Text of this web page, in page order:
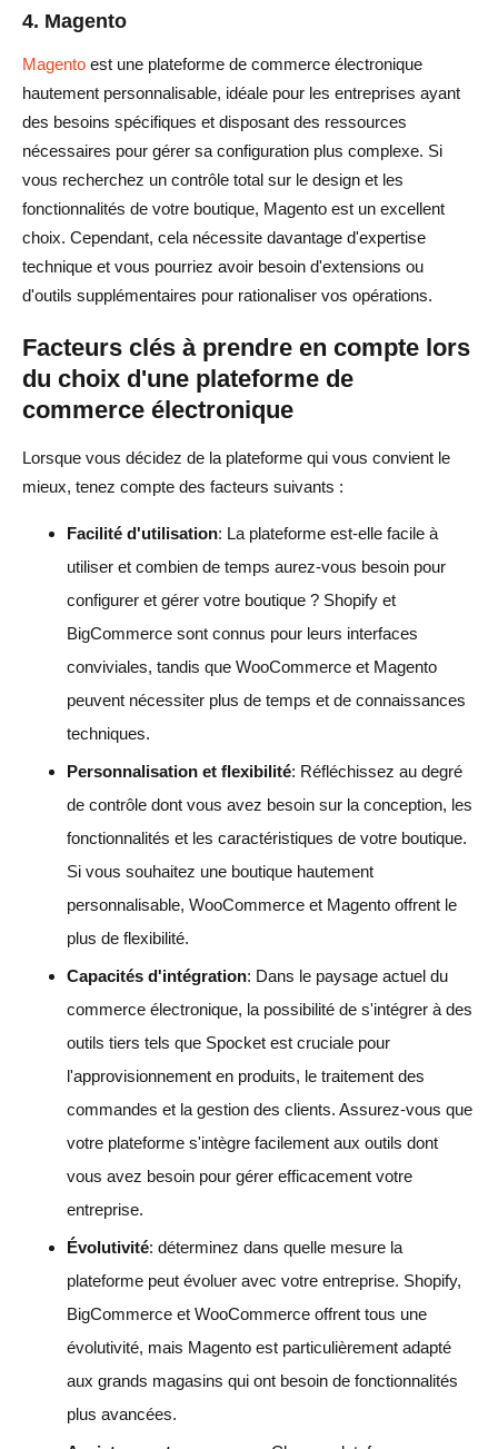
4. Magento
Magento est une plateforme de commerce électronique
hautement personnalisable, idéale pour les entreprises ayant
des besoins spécifiques et disposant des ressources
nécessaires pour gérer sa configuration plus complexe. Si
vous recherchez un contrôle total sur le design et les
fonctionnalités de votre boutique, Magento est un excellent
choix. Cependant, cela nécessite davantage d'expertise
technique et vous pourriez avoir besoin d'extensions ou
d'outils supplémentaires pour rationaliser vos opérations.
Facteurs clés à prendre en compte lors
du choix d'une plateforme de
commerce électronique
Lorsque vous décidez de la plateforme qui vous convient le
mieux, tenez compte des facteurs suivants :
Facilité d'utilisation: La plateforme est-elle facile à
utiliser et combien de temps aurez-vous besoin pour
configurer et gérer votre boutique ? Shopify et
BigCommerce sont connus pour leurs interfaces
conviviales, tandis que WooCommerce et Magento
peuvent nécessiter plus de temps et de connaissances
techniques.
Personnalisation et flexibilité: Réfléchissez au degré
de contrôle dont vous avez besoin sur la conception, les
fonctionnalités et les caractéristiques de votre boutique.
Si vous souhaitez une boutique hautement
personnalisable, WooCommerce et Magento offrent le
plus de flexibilité.
Capacités d'intégration: Dans le paysage actuel du
commerce électronique, la possibilité de s'intégrer à des
outils tiers tels que Spocket est cruciale pour
l'approvisionnement en produits, le traitement des
commandes et la gestion des clients. Assurez-vous que
votre plateforme s'intègre facilement aux outils dont
vous avez besoin pour gérer efficacement votre
entreprise.
Évolutivité: déterminez dans quelle mesure la
plateforme peut évoluer avec votre entreprise. Shopify,
BigCommerce et WooCommerce offrent tous une
évolutivité, mais Magento est particulièrement adapté
aux grands magasins qui ont besoin de fonctionnalités
plus avancées.